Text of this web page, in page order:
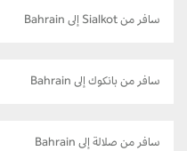
سافر من Sialkot إلى Bahrain
سافر من بانكوك إلى Bahrain
سافر من صلالة إلى Bahrain